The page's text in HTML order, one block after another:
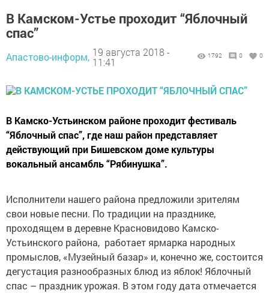
В Камском-Устье проходит “Яблочный
спас”
Апастово-информ, 19 августа 2018 -
11:41
1792 0 0
В Камско-Устьинском районе проходит фестиваль
“Яблочный спас”, где наш район представляет
действующий при Бишевском доме культуры
вокальный ансамбль “Рябинушка”.
Исполнители нашего района предложили зрителям
свои новые песни. По традиции на празднике,
проходящем в деревне Красновидово Камско-
Устьинского района, работает ярмарка народных
промыслов, «Музейный базар» и, конечно же, состоится
дегустация разнообразных блюд из яблок! Яблочный
спас – праздник урожая. В этом году дата отмечается